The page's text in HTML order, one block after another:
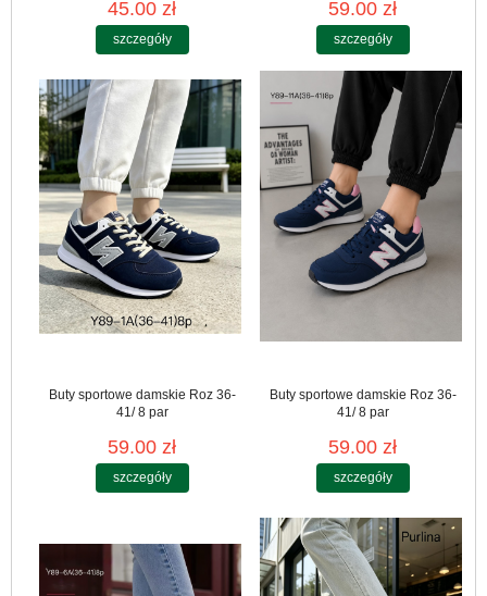
45.00 zł
szczegóły
59.00 zł
szczegóły
Buty sportowe damskie Roz 36-
41/ 8 par
59.00 zł
szczegóły
Buty sportowe damskie Roz 36-
41/ 8 par
59.00 zł
szczegóły